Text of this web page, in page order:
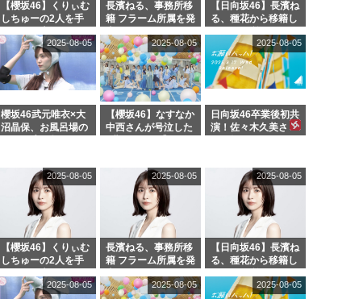
【櫻坂46】くりぃむ
しちゅーの2人を手
【くりぃむナンタ
ラ】
長濱ねる、事務所移
籍 フラーム所属を発
【日向坂46】長濱ね
る、種花から移籍し
れで事務所に所属し
ているのは... おひさ
まの反応がこちら
櫻坂46武元唯衣×大
沼晶保、お風呂場の
2025-08-05
【櫻坂46】なすなか
中西さんが号泣した
2025-08-05
日向坂46卒業後初共
演！佐々木久美さ
結果･･･【激レアさ
んを連れてきた。】
2025-08-05
【櫻坂46】くりぃむ
しちゅーの2人を手
【くりぃむナンタ
2025-08-05
長濱ねる、事務所移
籍 フラーム所属を発
2025-08-05
【日向坂46】長濱ね
る、種花から移籍し
れで事務所に所属し
2025-08-05
2025-08-05 2025-08-05 2025-08-05